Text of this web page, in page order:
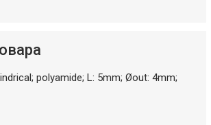
polyamide; L: 5mm; Øout: 4mm;